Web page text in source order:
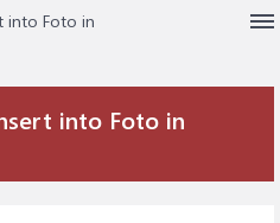
into Foto in